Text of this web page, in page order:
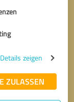
Details zeigen
ZULASSEN
Angaben